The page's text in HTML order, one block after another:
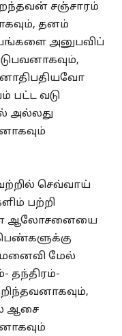
சஞ்சாரம்
தனம்
அனுபவிப்
பட்ட வடு
அல்லது
செவ்வாய்
பற்றி
ஆலோசனையை
மனைவி மேல்
தந்திரம்-
ஆசை